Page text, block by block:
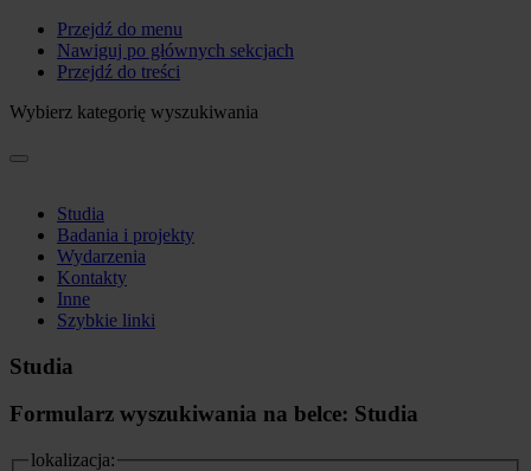
Przejdź do menu
Nawiguj po głównych sekcjach
Przejdź do treści
Wybierz kategorię wyszukiwania
Studia
Badania i projekty
Wydarzenia
Kontakty
Inne
Szybkie linki
Studia
Formularz wyszukiwania na belce: Studia
lokalizacja: